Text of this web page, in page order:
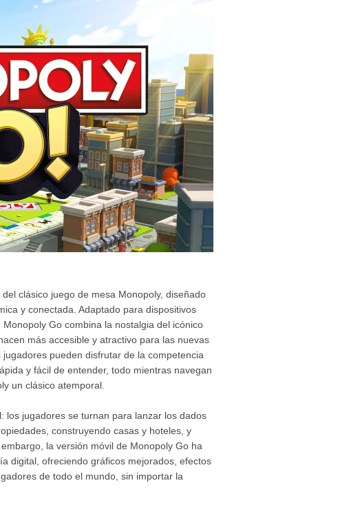
clásico juego de mesa Monopoly, diseñado
y conectada. Adaptado para dispositivos
Go combina la nostalgia del icónico
más accesible y atractivo para las nuevas
pueden disfrutar de la competencia
y fácil de entender, todo mientras navegan
un clásico atemporal.
los jugadores se turnan para lanzar los dados
construyendo casas y hoteles, y
la versión móvil de Monopoly Go ha
digital, ofreciendo gráficos mejorados, efectos
de todo el mundo, sin importar la